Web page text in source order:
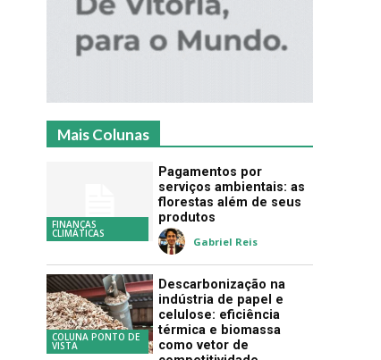
Mais Colunas
FINANÇAS
CLIMÁTICAS
Pagamentos por
serviços ambientais: as
florestas além de seus
produtos
Gabriel Reis
COLUNA PONTO DE
VISTA
Descarbonização na
indústria de papel e
celulose: eficiência
térmica e biomassa
como vetor de